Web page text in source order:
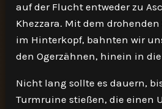
auf der Flucht entweder zu
Khezzara. Mit dem
im Hinterkopf, bahnten wir
den Ogerzähnen, hinein in
Nicht lang sollte es dauern,
Turmruine stießen, die einen